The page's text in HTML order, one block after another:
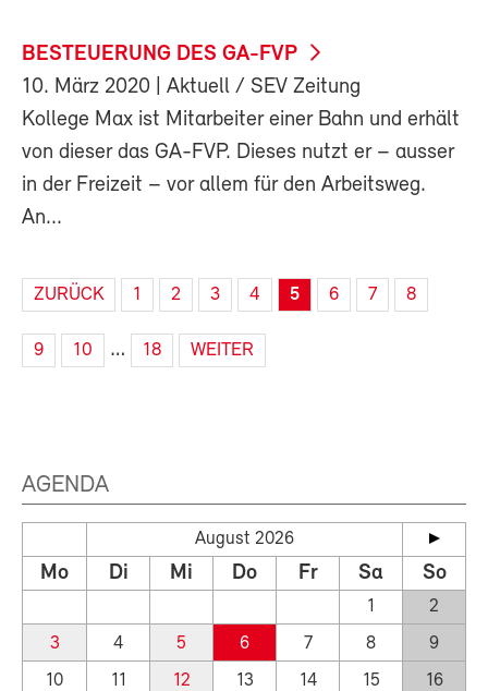
BESTEUERUNG DES GA-FVP
10. März 2020 | Aktuell / SEV Zeitung
Kollege Max ist Mitarbeiter einer Bahn und erhält
von dieser das GA-FVP. Dieses nutzt er – ausser
in der Freizeit – vor allem für den Arbeitsweg.
An...
ZURÜCK 1 2 3 4 5 6 7 8
9 10 … 18 WEITER
AGENDA
August 2026
Mo Di Mi Do Fr Sa So
1
2
3
4 5 6 7 8
9
10
11 12 13 14 15
16